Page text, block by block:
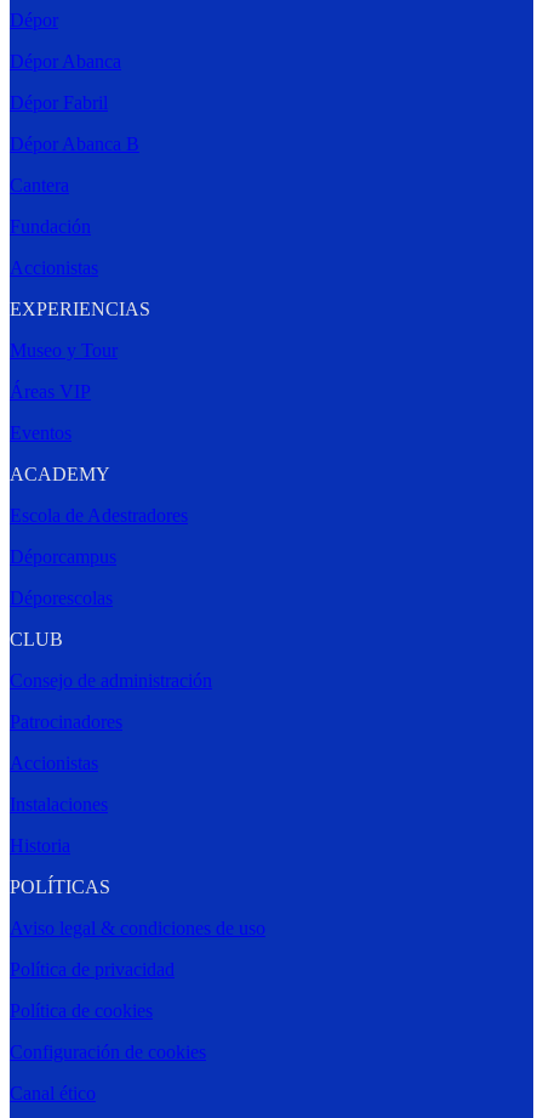
Dépor
Dépor Abanca
Dépor Fabril
Dépor Abanca B
Cantera
Fundación
Accionistas
EXPERIENCIAS
Museo y Tour
Áreas VIP
Eventos
ACADEMY
Escola de Adestradores
Déporcampus
Déporescolas
CLUB
Consejo de administración
Patrocinadores
Accionistas
Instalaciones
Historia
POLÍTICAS
Aviso legal & condiciones de uso
Política de privacidad
Política de cookies
Configuración de cookies
Canal ético